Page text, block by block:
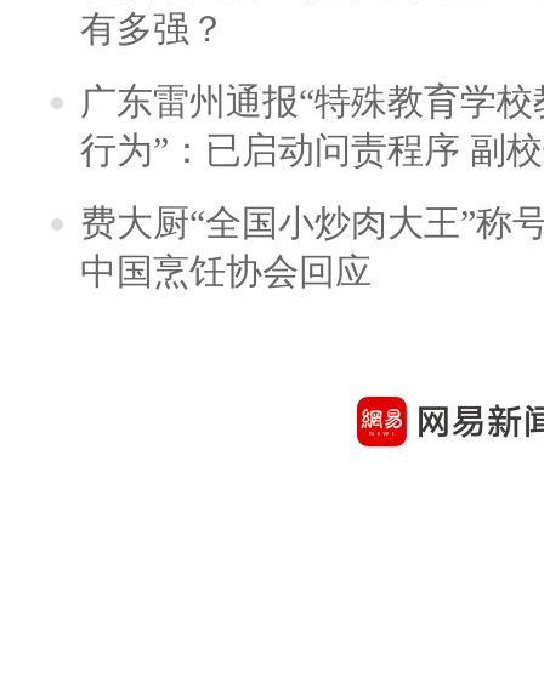
有多强？
广东雷州通报“特殊教育学
行为”：已启动问责程序 副
费大厨“全国小炒肉大王”称
中国烹饪协会回应